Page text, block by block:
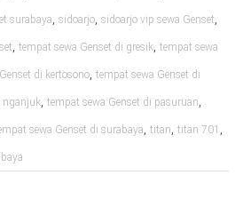
surabaya, sidoarjo, sidoarjo vip sewa Genset,
, tempat sewa Genset di gresik, tempat sewa
di kertosono, tempat sewa Genset di
nganjuk, tempat sewa Genset di pasuruan,
sewa Genset di surabaya, titan, titan 701 ,